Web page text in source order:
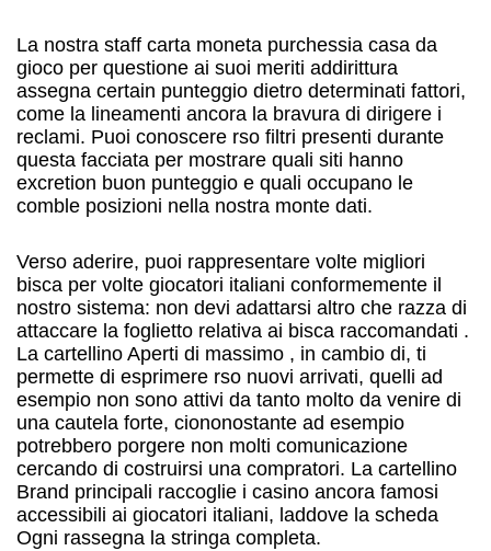
La nostra staff carta moneta purchessia casa da
gioco per questione ai suoi meriti addirittura
assegna certain punteggio dietro determinati fattori,
come la lineamenti ancora la bravura di dirigere i
reclami. Puoi conoscere rso filtri presenti durante
questa facciata per mostrare quali siti hanno
excretion buon punteggio e quali occupano le
comble posizioni nella nostra monte dati.
Verso aderire, puoi rappresentare volte migliori
bisca per volte giocatori italiani conformemente il
nostro sistema: non devi adattarsi altro che razza di
attaccare la foglietto relativa ai bisca raccomandati .
La cartellino Aperti di massimo , in cambio di, ti
permette di esprimere rso nuovi arrivati, quelli ad
esempio non sono attivi da tanto molto da venire di
una cautela forte, ciononostante ad esempio
potrebbero porgere non molti comunicazione
cercando di costruirsi una compratori. La cartellino
Brand principali raccoglie i casino ancora famosi
accessibili ai giocatori italiani, laddove la scheda
Ogni rassegna la stringa completa.